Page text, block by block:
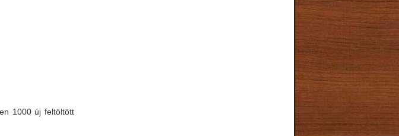
1000 új feltöltött